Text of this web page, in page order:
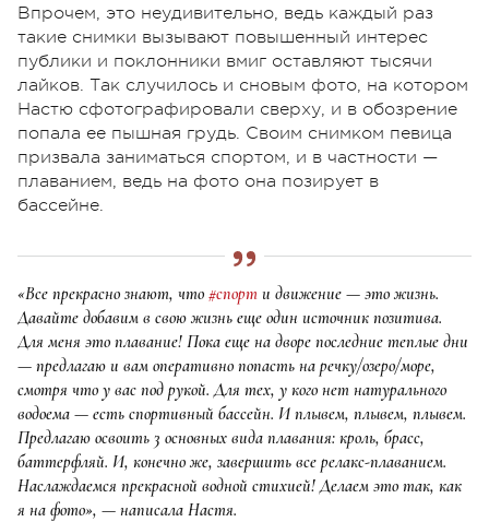
Впрочем, это неудивительно, ведь каждый раз
такие снимки вызывают повышенный интерес
публики и поклонники вмиг оставляют тысячи
лайков. Так случилось и сновым фото, на котором
Настю сфотографировали сверху, и в обозрение
попала ее пышная грудь. Своим снимком певица
призвала заниматься спортом, и в частности —
плаванием, ведь на фото она позирует в
бассейне.
«Все прекрасно знают, что #спорт и движение — это жизнь.
Давайте добавим в свою жизнь еще один источник позитива.
Для меня это плавание! Пока еще на дворе последние теплые дни
— предлагаю и вам оперативно попасть на речку/озеро/море,
смотря что у вас под рукой. Для тех, у кого нет натурального
водоема — есть спортивный бассейн. И плывем, плывем, плывем.
Предлагаю освоить 3 основных вида плавания: кроль, брасс,
баттерфляй. И, конечно же, завершить все релакс-плаванием.
Наслаждаемся прекрасной водной стихией! Делаем это так, как
я на фото», — написала Настя.